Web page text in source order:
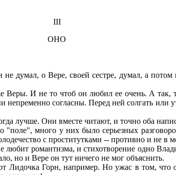
III
ОНО
думал, о Вере, своей сестре, думал, а
И не то чтоб он любил ее очень. А так,
согласны. Перед ней солгать или
лучше. Они вместе читают, и точно оба
много у них было серьезных
с проститутками -- противно и не в
любит романтизма, и стихотворение одно
но и Вере он тут ничего не мог объяснить.
Горн, например. Но ужас в том, что